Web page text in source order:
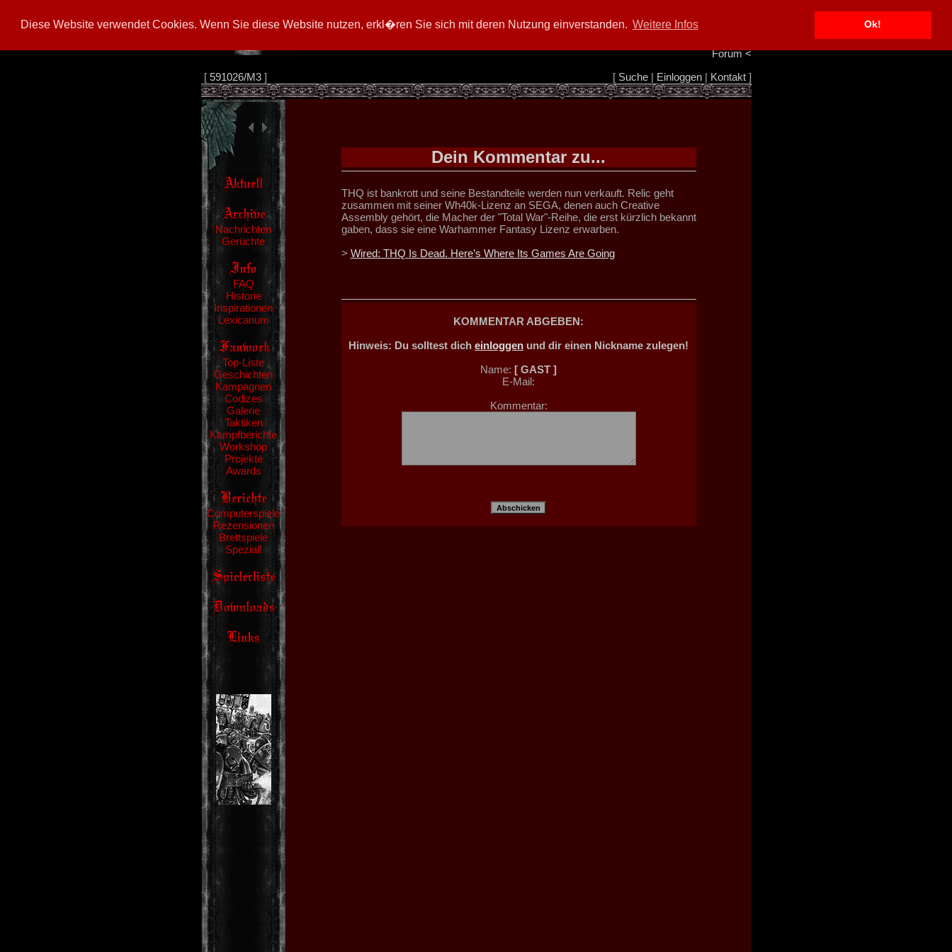
Diese Website verwendet Cookies. Wenn Sie diese Website nutzen, erkl�ren Sie sich mit deren Nutzung einverstanden. Weitere Infos Ok!
Info/Impressum
Forum<
[ 591026/M3] [ Suche| Einloggen| Kontakt]
Nachrichten
Gerüchte
FAQ
Historie
Inspirationen
Lexicanum
Top-Liste
Geschichten
Kampagnen
Codizes
Galerie
Taktiken
Kampfberichte
Workshop
Projekte
Awards
Computerspiele
Rezensionen
Brettspiele
Spezial!
Dein Kommentar zu...
THQ ist bankrott und seine Bestandteile werden nun verkauft. Relic geht
zusammen mit seiner Wh40k-Lizenz an SEGA, denen auch Creative
Assembly gehört, die Macher der "Total War"-Reihe, die erst kürzlich bekannt
gaben, dass sie eine Warhammer Fantasy Lizenz erwarben.
> Wired: THQ Is Dead. Here’s Where Its Games Are Going
KOMMENTAR ABGEBEN:
Hinweis: Du solltest dich einloggen und dir einen Nickname zulegen!
Name: [ GAST ]
E-Mail:
Kommentar: